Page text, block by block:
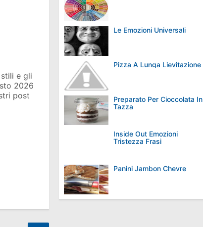
e gli
2026
post
Le Emozioni Universali
Pizza A Lunga Lievitazione
Preparato Per Cioccolata In
Tazza
Inside Out Emozioni
Tristezza Frasi
Panini Jambon Chevre